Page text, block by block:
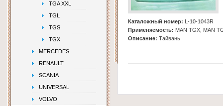
TGA XXL
TGL
TGS
TGX
MERCEDES
RENAULT
SCANIA
UNIVERSAL
VOLVO
Каталожный номер: L-10-1043R
Применяемость: MAN TGX, MAN
Описание: Тайвань